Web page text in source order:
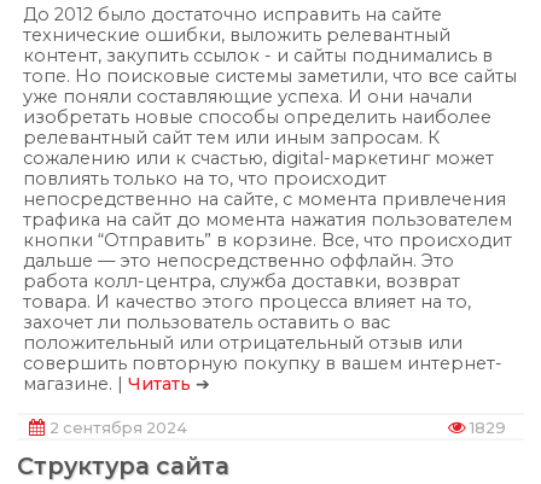
До 2012 было достаточно исправить на сайте
технические ошибки, выложить релевантный
контент, закупить ссылок - и сайты поднимались в
топе. Но поисковые системы заметили, что все сайты
уже поняли составляющие успеха. И они начали
изобретать новые способы определить наиболее
релевантный сайт тем или иным запросам. К
сожалению или к счастью, digital-маркетинг может
повлиять только на то, что происходит
непосредственно на сайте, с момента привлечения
трафика на сайт до момента нажатия пользователем
кнопки “Отправить” в корзине. Все, что происходит
дальше — это непосредственно оффлайн. Это
работа колл-центра, служба доставки, возврат
товара. И качество этого процесса влияет на то,
захочет ли пользователь оставить о вас
положительный или отрицательный отзыв или
совершить повторную покупку в вашем интернет-
магазине. |Читать ➔
2 сентября 2024 1829
Структура сайта